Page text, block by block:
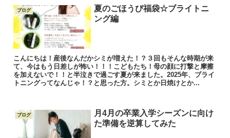
ブログ
夏のごほうび福袋☆ブライトニ
ング編
こんにちは！産後なんだかシミが増えた！？３回もそんな時期が来
て、今はもう日差しが怖い！！！こどもたち！母の顔に打撃と摩擦
を加えないで！！と半泣きで過ごす夏が来ました。2025年、ブライ
トニングってなんじゃ！？と思った方。シミとか日焼けとか...
ブログ
月4月の卒業入学シーズンに向け
た準備を逆算してみた